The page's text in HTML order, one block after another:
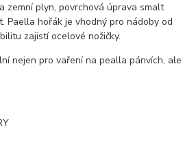
zemní plyn, povrchová úprava smalt
Paella hořák je vhodný pro nádoby od
zajistí ocelové nožičky.
nejen pro vaření na pealla pánvích, ale